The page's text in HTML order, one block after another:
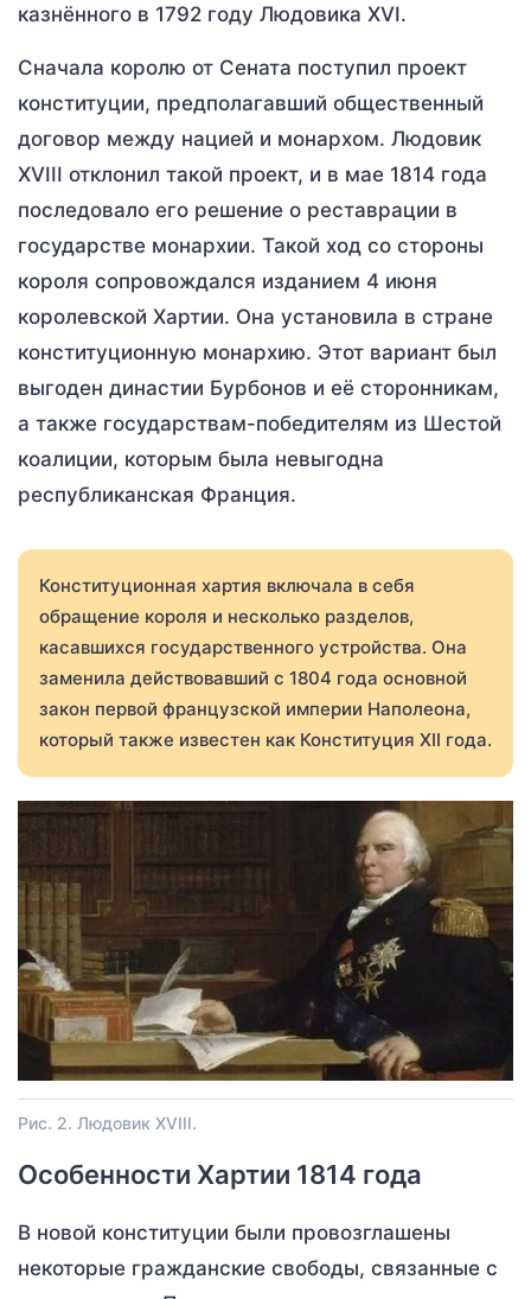
казнённого в 1792 году Людовика XVI.
Сначала королю от Сената поступил проект
конституции, предполагавший общественный
договор между нацией и монархом. Людовик
XVIII отклонил такой проект, и в мае 1814 года
последовало его решение о реставрации в
государстве монархии. Такой ход со стороны
короля сопровождался изданием 4 июня
королевской Хартии. Она установила в стране
конституционную монархию. Этот вариант был
выгоден династии Бурбонов и её сторонникам,
а также государствам-победителям из Шестой
коалиции, которым была невыгодна
республиканская Франция.
Конституционная хартия включала в себя
обращение короля и несколько разделов,
касавшихся государственного устройства. Она
заменила действовавший с 1804 года основной
закон первой французской империи Наполеона,
который также известен как Конституция XII года.
Рис. 2. Людовик XVIII.
Особенности Хартии 1814 года
В новой конституции были провозглашены
некоторые гражданские свободы, связанные с